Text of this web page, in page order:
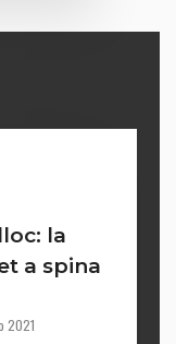
la
a spina
2021